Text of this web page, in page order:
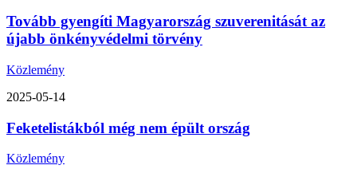
Tovább gyengíti Magyarország szuverenitását az
újabb önkényvédelmi törvény
Közlemény
2025-05-14
Feketelistákból még nem épült ország
Közlemény